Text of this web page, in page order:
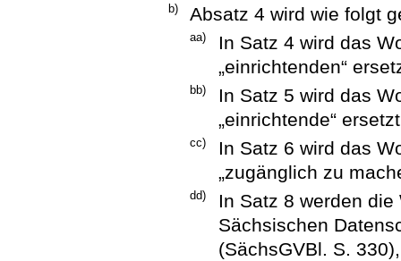
b) Absatz 4 wird wie folgt
aa)
In Satz 4 wird das
„einrichtenden“
bb)
In Satz 5 wird das
„einrichtende“
cc)
In Satz 6 wird das
„zugänglich zu
dd)
In Satz 8 werden die
Sächsischen
(SächsGVBl. S.